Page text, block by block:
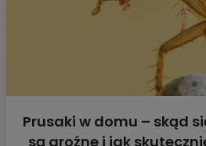
Prusaki w domu – skąd
są groźne i jak